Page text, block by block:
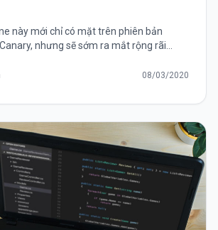
này mới chỉ có mặt trên phiên bản
nhưng sẽ sớm ra mắt rộng rãi
web phổ...
08/03/2020